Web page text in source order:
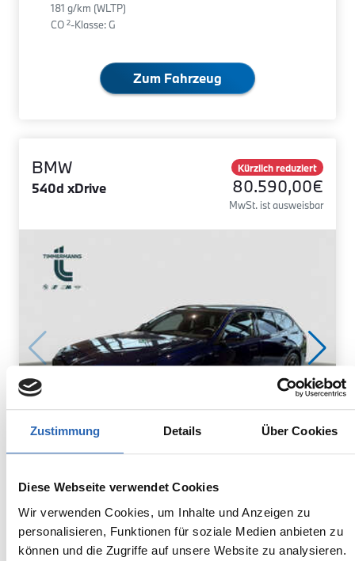
Zustimmung Details Über Cookies
Diese Webseite verwendet Cookies
Wir verwenden Cookies, um Inhalte und Anzeigen zu
personalisieren, Funktionen für soziale Medien anbieten zu
können und die Zugriffe auf unsere Website zu analysieren.
181 g/km (WLTP)
CO 2-Klasse: G
Zum Fahrzeug
BMW
540d xDrive
Kürzlich reduziert
80.590,00€
MwSt. ist ausweisbar
Diesel 0km
inkl. MwSt.
Euro 6
2050kg